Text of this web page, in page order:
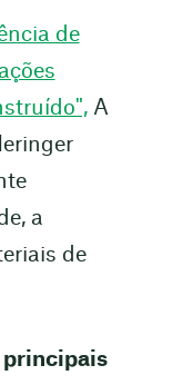
de
A
a
de
principais